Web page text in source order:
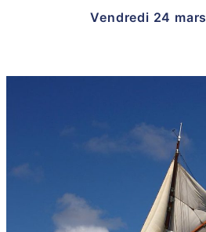
Vendredi 24 mars